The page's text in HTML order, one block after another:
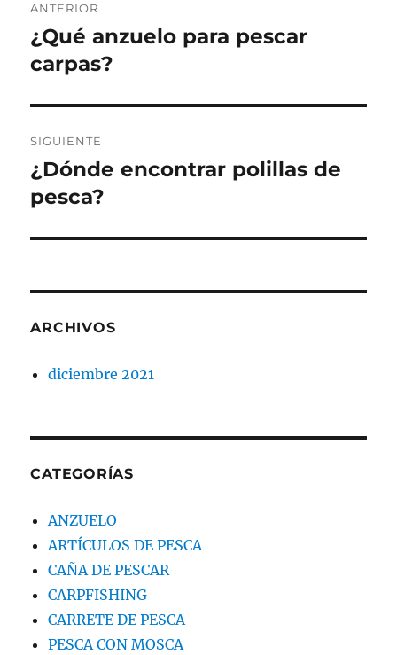
de
entradas
ANTERIOR
Entrada
anterior:
¿Qué anzuelo para pescar
carpas?
SIGUIENTE
Entrada
siguiente:
¿Dónde encontrar polillas de
pesca?
ARCHIVOS
diciembre 2021
CATEGORÍAS
ANZUELO
ARTÍCULOS DE PESCA
CAÑA DE PESCAR
CARPFISHING
CARRETE DE PESCA
PESCA CON MOSCA